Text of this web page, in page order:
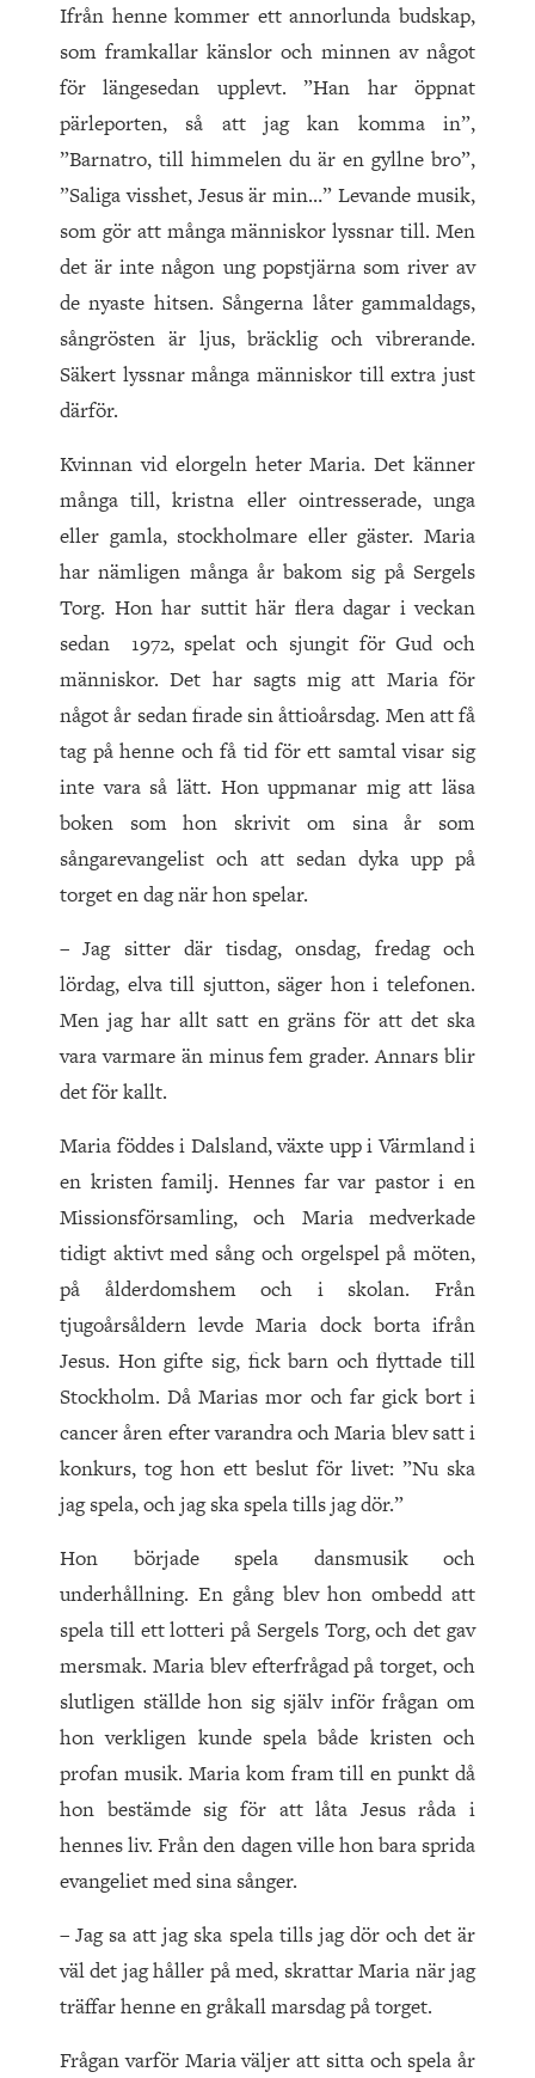
Ifrån henne kommer ett annorlunda budskap,
som framkallar känslor och minnen av något
för längesedan upplevt. ”Han har öppnat
pärleporten, så att jag kan komma in”,
”Barnatro, till himmelen du är en gyllne bro”,
”Saliga visshet, Jesus är min…” Levande musik,
som gör att många människor lyssnar till. Men
det är inte någon ung popstjärna som river av
de nyaste hitsen. Sångerna låter gammaldags,
sångrösten är ljus, bräcklig och vibrerande.
Säkert lyssnar många människor till extra just
därför.
Kvinnan vid elorgeln heter Maria. Det känner
många till, kristna eller ointresserade, unga
eller gamla, stockholmare eller gäster. Maria
har nämligen många år bakom sig på Sergels
Torg. Hon har suttit här flera dagar i veckan
sedan 1972, spelat och sjungit för Gud och
människor. Det har sagts mig att Maria för
något år sedan firade sin åttioårsdag. Men att få
tag på henne och få tid för ett samtal visar sig
inte vara så lätt. Hon uppmanar mig att läsa
boken som hon skrivit om sina år som
sångarevangelist och att sedan dyka upp på
torget en dag när hon spelar.
– Jag sitter där tisdag, onsdag, fredag och
lördag, elva till sjutton, säger hon i telefonen.
Men jag har allt satt en gräns för att det ska
vara varmare än minus fem grader. Annars blir
det för kallt.
Maria föddes i Dalsland, växte upp i Värmland i
en kristen familj. Hennes far var pastor i en
Missionsförsamling, och Maria medverkade
tidigt aktivt med sång och orgelspel på möten,
på ålderdomshem och i skolan. Från
tjugoårsåldern levde Maria dock borta ifrån
Jesus. Hon gifte sig, fick barn och flyttade till
Stockholm. Då Marias mor och far gick bort i
cancer åren efter varandra och Maria blev satt i
konkurs, tog hon ett beslut för livet: ”Nu ska
jag spela, och jag ska spela tills jag dör.”
Hon började spela dansmusik och
underhållning. En gång blev hon ombedd att
spela till ett lotteri på Sergels Torg, och det gav
mersmak. Maria blev efterfrågad på torget, och
slutligen ställde hon sig själv inför frågan om
hon verkligen kunde spela både kristen och
profan musik. Maria kom fram till en punkt då
hon bestämde sig för att låta Jesus råda i
hennes liv. Från den dagen ville hon bara sprida
evangeliet med sina sånger.
– Jag sa att jag ska spela tills jag dör och det är
väl det jag håller på med, skrattar Maria när jag
träffar henne en gråkall marsdag på torget.
Frågan varför Maria väljer att sitta och spela år